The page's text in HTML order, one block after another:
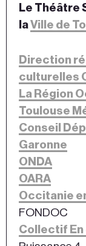
Le Théâtre
laVille de
Direction
culturelles
La Région
Toulouse
Conseil
Garonne
ONDA
OARA
Occitanie
FONDOC
Collectif En